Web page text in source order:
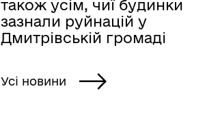
також усім, чиї будинки
зазнали руйнацій у
Дмитрівській громаді
Усі новини